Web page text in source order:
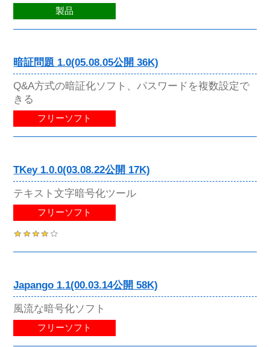
製品
暗証問題 1.0(05.08.05公開 36K)
Q&A方式の暗証化ソフト、パスワードを複数設定で
きる
フリーソフト
TKey 1.0.0(03.08.22公開 17K)
テキスト文字暗号化ツール
フリーソフト
Japango 1.1(00.03.14公開 58K)
風流な暗号化ソフト
フリーソフト